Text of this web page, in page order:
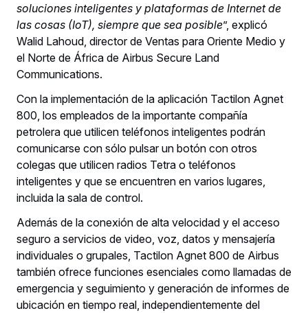
soluciones inteligentes y plataformas de Internet de
las cosas (IoT), siempre que sea posible”, explicó
Walid Lahoud, director de Ventas para Oriente Medio y
el Norte de África de Airbus Secure Land
Communications.
Con la implementación de la aplicación Tactilon Agnet
800, los empleados de la importante compañía
petrolera que utilicen teléfonos inteligentes podrán
comunicarse con sólo pulsar un botón con otros
colegas que utilicen radios Tetra o teléfonos
inteligentes y que se encuentren en varios lugares,
incluida la sala de control.
Además de la conexión de alta velocidad y el acceso
seguro a servicios de video, voz, datos y mensajería
individuales o grupales, Tactilon Agnet 800 de Airbus
también ofrece funciones esenciales como llamadas de
emergencia y seguimiento y generación de informes de
ubicación en tiempo real, independientemente del